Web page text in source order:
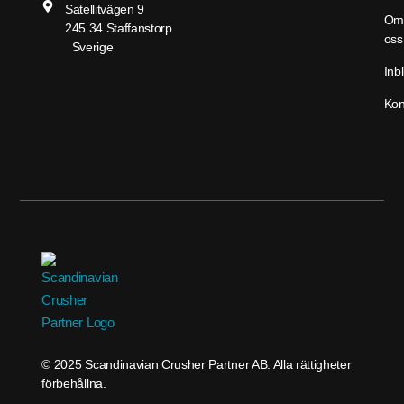
Satellitvägen 9
245 34 Staffanstorp
Sverige
Om
oss
© 2025 Scandinavian Crusher Partner AB. Alla rättigheter
förbehållna.